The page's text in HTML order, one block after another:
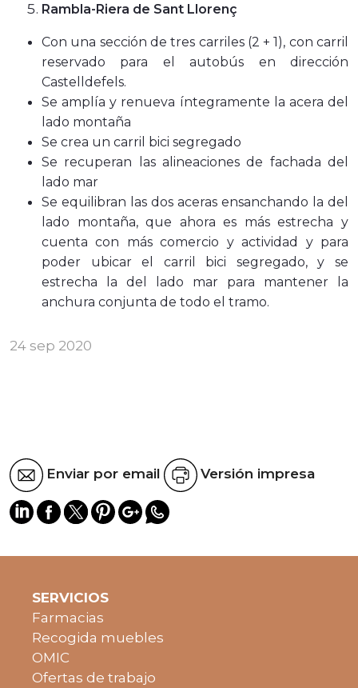
Rambla-Riera de Sant Llorenç
Con una sección de tres carriles (2 + 1), con carril
reservado para el autobús en dirección
Castelldefels.
Se amplía y renueva íntegramente la acera del
lado montaña
Se crea un carril bici segregado
Se recuperan las alineaciones de fachada del
lado mar
Se equilibran las dos aceras ensanchando la del
lado montaña, que ahora es más estrecha y
cuenta con más comercio y actividad y para
poder ubicar el carril bici segregado, y se
estrecha la del lado mar para mantener la
anchura conjunta de todo el tramo.
24 sep 2020
Enviar por email Versión impresa
SERVICIOS
Farmacias
Recogida muebles
OMIC
Ofertas de trabajo